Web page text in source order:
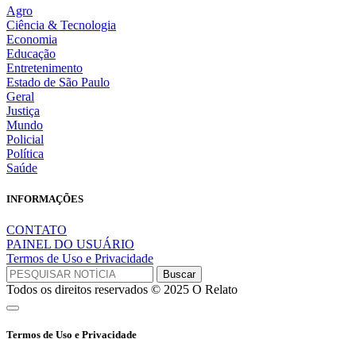
Agro
Ciência & Tecnologia
Economia
Educação
Entretenimento
Estado de São Paulo
Geral
Justiça
Mundo
Policial
Política
Saúde
INFORMAÇÕES
CONTATO
PAINEL DO USUÁRIO
Termos de Uso e Privacidade
Todos os direitos reservados © 2025 O Relato
Termos de Uso e Privacidade